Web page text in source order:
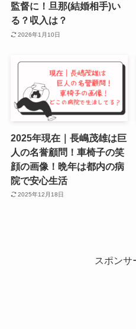
監督に！旦那(結婚相手)い
る？収入は？
2026年1月10日
2025年現在｜長嶋茂雄は巨
人の名誉顧問！車椅子の笑
顔の画像！晩年は都内の病
院で安心生活
2025年12月18日
スポンサ